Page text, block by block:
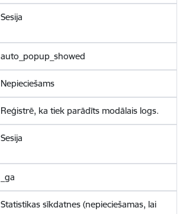
Sesija
auto_popup_showed
Nepieciešams
Reģistrē, ka tiek parādīts modālais logs.
Sesija
_ga
Statistikas sīkdatnes (nepieciešamas, lai